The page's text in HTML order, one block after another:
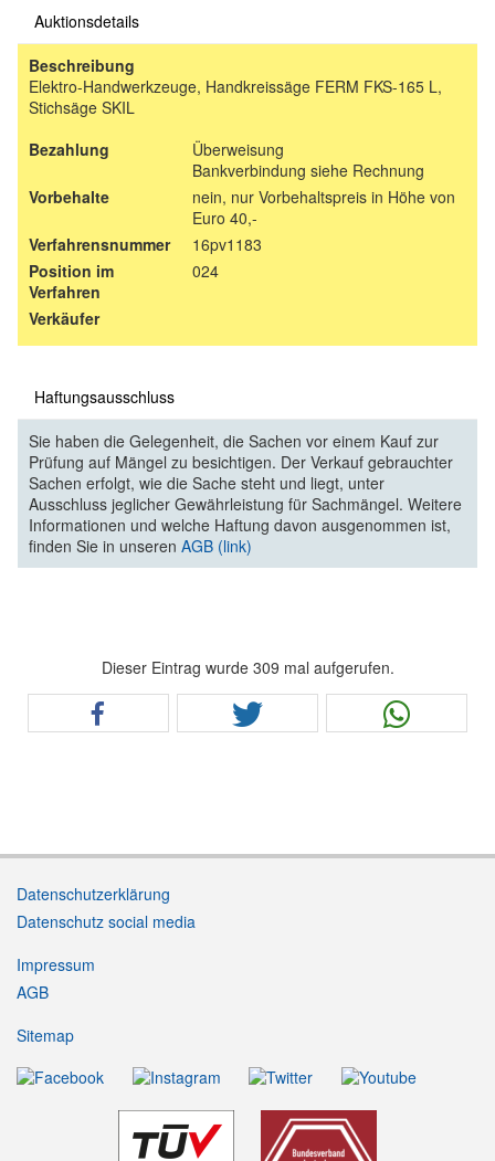
Auktionsdetails
Beschreibung
Elektro-Handwerkzeuge, Handkreissäge FERM FKS-165 L,
Stichsäge SKIL
Bezahlung
Überweisung
Bankverbindung siehe Rechnung
Vorbehalte
nein, nur Vorbehaltspreis in Höhe von
Euro 40,-
Verfahrensnummer
16pv1183
Position im
Verfahren
024
Verkäufer
Haftungsausschluss
Sie haben die Gelegenheit, die Sachen vor einem Kauf zur
Prüfung auf Mängel zu besichtigen. Der Verkauf gebrauchter
Sachen erfolgt, wie die Sache steht und liegt, unter
Ausschluss jeglicher Gewährleistung für Sachmängel. Weitere
Informationen und welche Haftung davon ausgenommen ist,
finden Sie in unseren AGB (link)
Dieser Eintrag wurde 309 mal aufgerufen.
Datenschutzerklärung
Datenschutz social media
Impressum
AGB
Sitemap